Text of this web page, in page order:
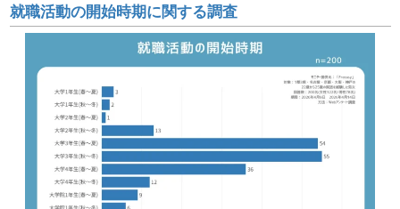
就職活動の開始時期に関する調査